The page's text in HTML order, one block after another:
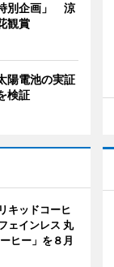
別企画」 涼
観賞
陽電池の実証
検証
キッドコーヒ
ェインレス 丸
ヒー」を８月